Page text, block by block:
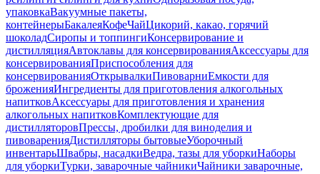
упаковкаВакуумные пакеты,
контейнерыБакалеяКофеЧайЦикорий, какао, горячий
шоколадСиропы и топпингиКонсервирование и
дистилляцияАвтоклавы для консервированияАксессуары для
консервированияПриспособления для
консервированияОткрывалкиПивоварниЕмкости для
броженияИнгредиенты для приготовления алкогольных
напитковАксессуары для приготовления и хранения
алкогольных напитковКомплектующие для
дистилляторовПрессы, дробилки для виноделия и
пивоваренияДистилляторы бытовыеУборочный
инвентарьШвабры, насадкиВедра, тазы для уборкиНаборы
для уборкиТурки, заварочные чайникиЧайники заварочные,